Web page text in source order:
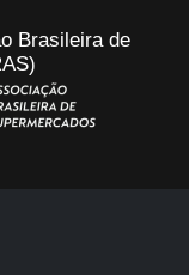
Brasileira de